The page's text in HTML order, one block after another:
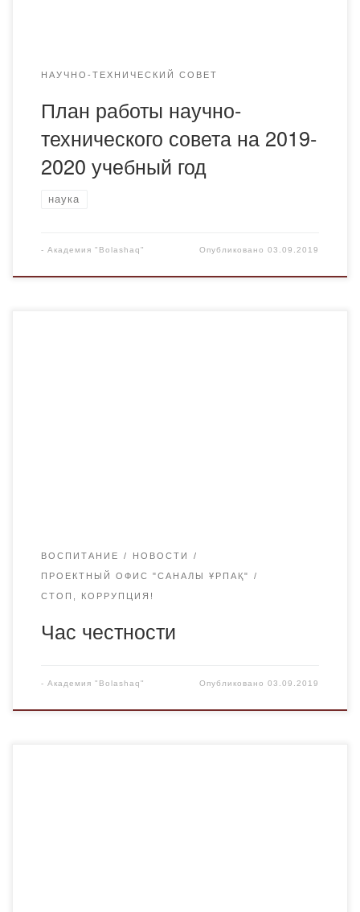
НАУЧНО-ТЕХНИЧЕСКИЙ СОВЕТ
План работы научно-
технического совета на 2019-
2020 учебный год
наука
- Академия "Bolashaq" Опубликовано03.09.2019
ВОСПИТАНИЕ НОВОСТИ
ПРОЕКТНЫЙ ОФИС "САНАЛЫ ҰРПАҚ"
СТОП, КОРРУПЦИЯ!
Час честности
- Академия "Bolashaq" Опубликовано03.09.2019